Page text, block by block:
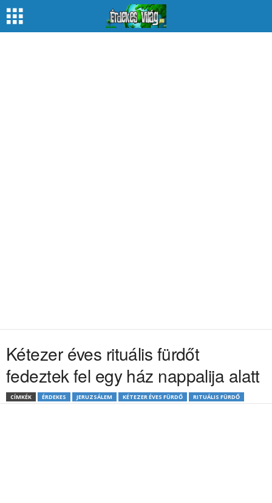
Kétezer éves rituális fürdőt
fedeztek fel egy ház nappalija alatt
CÍMKÉK ÉRDEKES JERUZSÁLEM KÉTEZER ÉVES FÜRDŐ RITUÁLIS FÜRDŐ